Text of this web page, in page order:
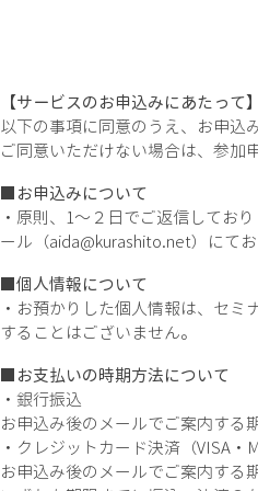
【サービスのお申込みにあたって
以下の事項に同意のうえ、お申込
ご同意いただけない場合は、参加
■お申込みについて
・原則、1〜２日でご返信してお
ール（aida@kurashito.net）にて
■個人情報について
・お預かりした個人情報は、セ
することはございません。
■お支払いの時期方法について
・銀行振込
お申込み後のメールでご案内する
・クレジットカード決済（VISA
お申込み後のメールでご案内する